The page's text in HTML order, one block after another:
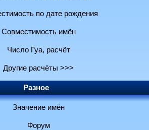
по дате рождения
Совместимость имён
Число Гуа, расчёт
Другие расчёты >>>
Разное
Значение имён
Форум